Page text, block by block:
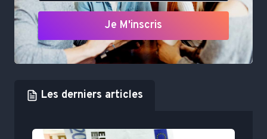
Je M'inscris
Les derniers articles